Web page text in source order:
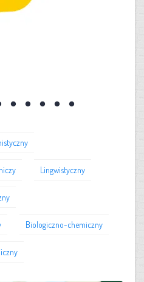
Lingwistyczny
Biologiczno-chemiczny